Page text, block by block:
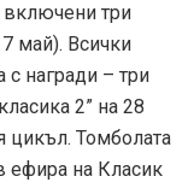
включени три
май). Всички
с награди – три
2” на 28
цикъл. Томболата
ефира на Класик